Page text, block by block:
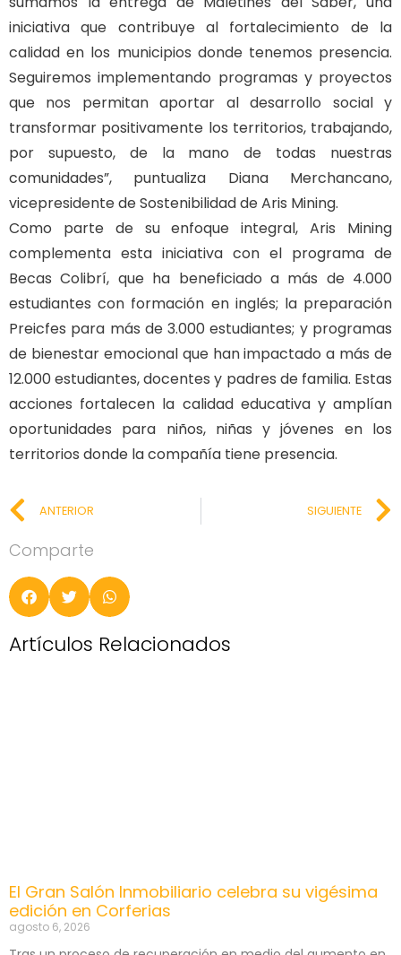
iniciativa que contribuye al fortalecimiento de la
calidad en los municipios donde tenemos presencia.
Seguiremos implementando programas y proyectos
que nos permitan aportar al desarrollo social y
transformar positivamente los territorios, trabajando,
por supuesto, de la mano de todas nuestras
comunidades”, puntualiza Diana Merchancano,
vicepresidente de Sostenibilidad de Aris Mining.
Como parte de su enfoque integral, Aris Mining
complementa esta iniciativa con el programa de
Becas Colibrí, que ha beneficiado a más de 4.000
estudiantes con formación en inglés; la preparación
Preicfes para más de 3.000 estudiantes; y programas
de bienestar emocional que han impactado a más de
12.000 estudiantes, docentes y padres de familia. Estas
acciones fortalecen la calidad educativa y amplían
oportunidades para niños, niñas y jóvenes en los
territorios donde la compañía tiene presencia.
ANTERIOR SIGUIENTE
Comparte
Artículos Relacionados
El Gran Salón Inmobiliario celebra su vigésima
edición en Corferias
agosto 6, 2026